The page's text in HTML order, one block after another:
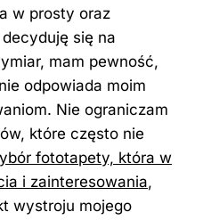
w prosty oraz
się na
mam pewność,
odpowiada moim
Nie ograniczam
które często nie
fototapety, która w
i zainteresowania,
wystroju mojego